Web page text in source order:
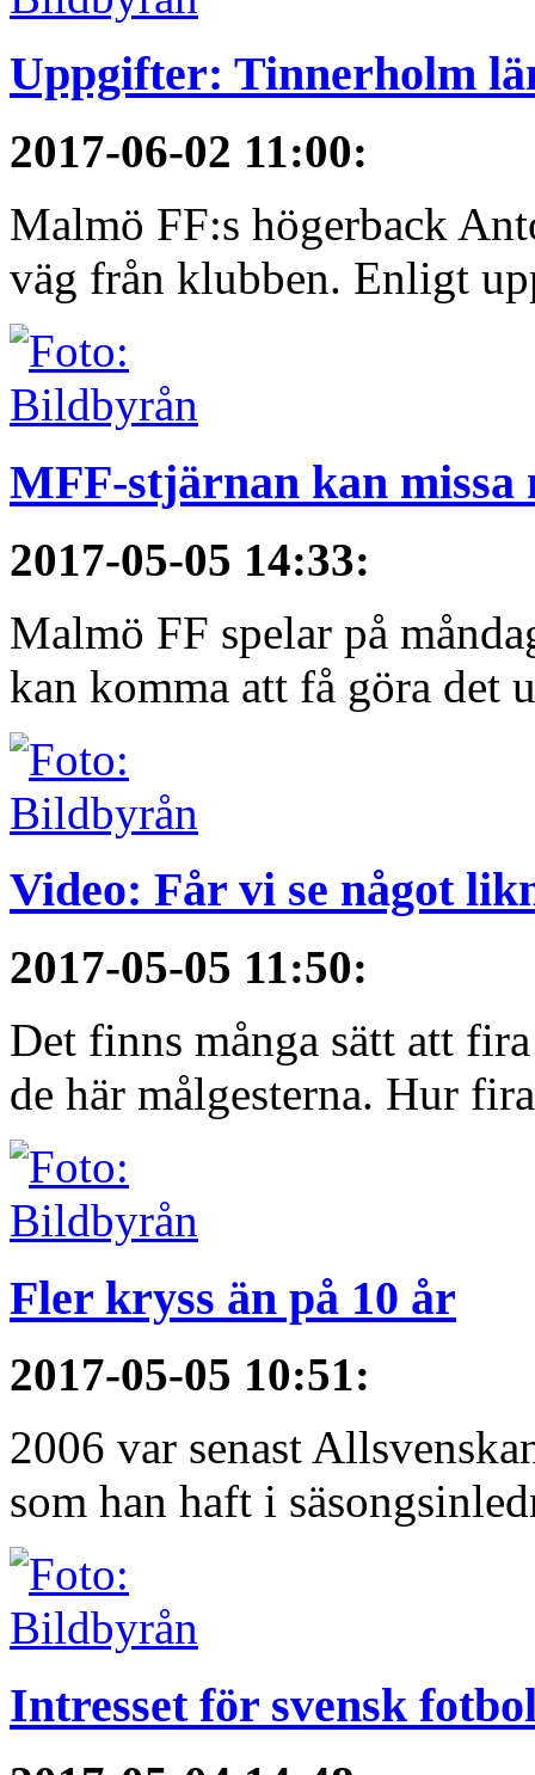
Uppgifter: Tinnerholm
2017-06-02 11:00:
Malmö FF:s högerback
väg från klubben. Enligt
MFF-stjärnan kan missa
2017-05-05 14:33:
Malmö FF spelar på
kan komma att få göra det
Video: Får vi se något
2017-05-05 11:50:
Det finns många sätt att
de här målgesterna. Hur
Fler kryss än på 10 år
2017-05-05 10:51:
2006 var senast
som han haft i
Intresset för svensk